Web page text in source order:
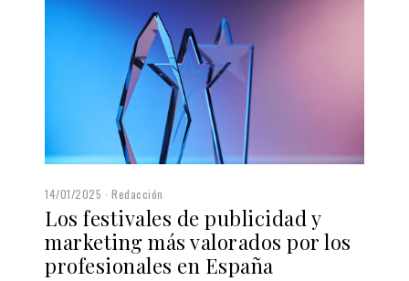
14/01/2025 Redacción
Los festivales de publicidad y
marketing más valorados por los
profesionales en España